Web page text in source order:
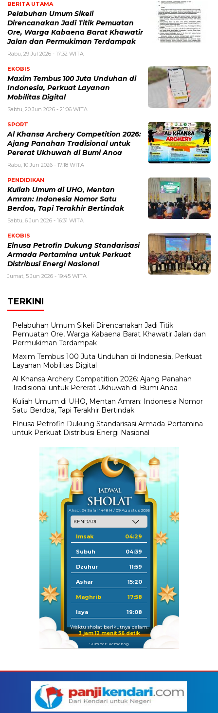
BERITA UTAMA
Pelabuhan Umum Sikeli
Direncanakan Jadi Titik Pemuatan
Ore, Warga Kabaena Barat Khawatir
Jalan dan Permukiman Terdampak
Rabu, 29 Jul 2026 - 17:32 WITA
EKOBIS
Maxim Tembus 100 Juta Unduhan di
Indonesia, Perkuat Layanan
Mobilitas Digital
Sabtu, 20 Jun 2026 - 21:06 WITA
SPORT
Al Khansa Archery Competition 2026:
Ajang Panahan Tradisional untuk
Pererat Ukhuwah di Bumi Anoa
Rabu, 10 Jun 2026 - 17:18 WITA
PENDIDIKAN
Kuliah Umum di UHO, Mentan
Amran: Indonesia Nomor Satu
Berdoa, Tapi Terakhir Bertindak
Sabtu, 6 Jun 2026 - 16:31 WITA
EKOBIS
Elnusa Petrofin Dukung Standarisasi
Armada Pertamina untuk Perkuat
Distribusi Energi Nasional
Jumat, 5 Jun 2026 - 19:45 WITA
TERKINI
Pelabuhan Umum Sikeli Direncanakan Jadi Titik
Pemuatan Ore, Warga Kabaena Barat Khawatir Jalan dan
Permukiman Terdampak
Maxim Tembus 100 Juta Unduhan di Indonesia, Perkuat
Layanan Mobilitas Digital
Al Khansa Archery Competition 2026: Ajang Panahan
Tradisional untuk Pererat Ukhuwah di Bumi Anoa
Kuliah Umum di UHO, Mentan Amran: Indonesia Nomor
Satu Berdoa, Tapi Terakhir Bertindak
Elnusa Petrofin Dukung Standarisasi Armada Pertamina
untuk Perkuat Distribusi Energi Nasional
Ahad, 24 Safar 1448 H / 09 Agustus 2026
Imsak 04:29
Subuh 04:39
Dzuhur 11:59
Ashar 15:20
Maghrib 17:58
Isya 19:08
Waktu sholat berikutnya dalam:
3 jam 12 menit 56 detik
Sumber: Kemenag